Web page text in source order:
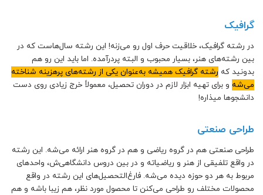
گرافیک
در رشته گرافیک، خلاقیت حرف اول رو می‌زنه! این رشته سال‌هاست که در
بین رشته‌های هنر، بسیار محبوب و البته پردرآمده. اما باید این رو هم
بدونید که رشته گرافیک‌ همیشه به‌عنوان یکی از رشته‌های پرهزینه شناخته
می‌شه و برای تهیه ابزار لازم در دوران تحصیل، معمولاً خرج زیادی روی دست
دانشجوها میذاره!
طراحی صنعتی
طراحی صنعتی هم در گروه ریاضی و هم در گروه هنر ارائه می‌شه. این رشته
در واقع تلفیقی از هنر و ریاضیاته و در بین دروس دانشگاهی‌ش، واحدهای
مربوط به هر دو حوزه دیده می‌شه. فارغ‌التحصیل‌های این رشته در واقع
محصولات مختلف رو طراحی می‌کنن تا محصول مورد نظر، هم زیبا باشه و هم